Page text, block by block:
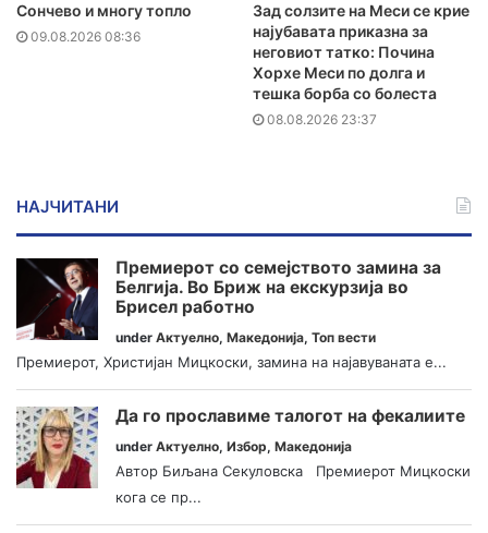
Сончево и многу топло
09.08.2026 08:36
Зад солзите на Меси се крие
најубавата приказна за
неговиот татко: Почина
Хорхе Меси по долга и
тешка борба со болеста
08.08.2026 23:37
НАЈЧИТАНИ
Премиерот со семејството замина за
Белгија. Во Бриж на екскурзија во
Брисел работно
under Актуелно, Македонија, Топ вести
Премиерот, Христијан Мицкоски, замина на најавуваната е...
Да го прославиме талогот на фекалиите
under Актуелно, Избор, Македонија
Автор Биљана Секуловска Премиерот Мицкоски
кога се пр...